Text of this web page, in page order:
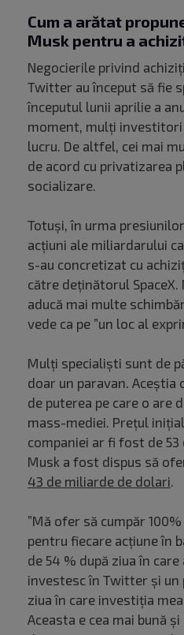
Cum a arătat
Musk pentru a
Negocierile privind
Twitter au început să fie
începutul lunii aprilie a
moment, mulți investitori
lucru. De altfel, cei mai
de acord cu privatizarea
socializare.
Totuși, în urma
acțiuni ale miliardarului
s-au concretizat cu
către deținătorul SpaceX.
aducă mai multe
vede ca pe ”un loc al
Mulți specialiști sunt de
doar un paravan. Aceștia
de puterea pe care o are
mass-mediei. Prețul
companiei ar fi fost de
Musk a fost dispus să
43 de miliarde de dolari.
”Mă ofer să cumpăr
pentru fiecare acțiune în
de 54 % după ziua în
investesc în Twitter și un
ziua în care investiția
Aceasta e cea mai bună